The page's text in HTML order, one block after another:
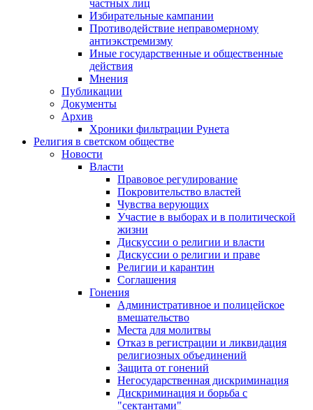
частных лиц
Избирательные кампании
Противодействие неправомерному
антиэкстремизму
Иные государственные и общественные
действия
Мнения
Публикации
Документы
Архив
Хроники фильтрации Рунета
Религия в светском обществе
Новости
Власти
Правовое регулирование
Покровительство властей
Чувства верующих
Участие в выборах и в политической
жизни
Дискуссии о религии и власти
Дискуссии о религии и праве
Религии и карантин
Соглашения
Гонения
Административное и полицейское
вмешательство
Места для молитвы
Отказ в регистрации и ликвидация
религиозных объединений
Защита от гонений
Негосударственная дискриминация
Дискриминация и борьба с
"сектантами"